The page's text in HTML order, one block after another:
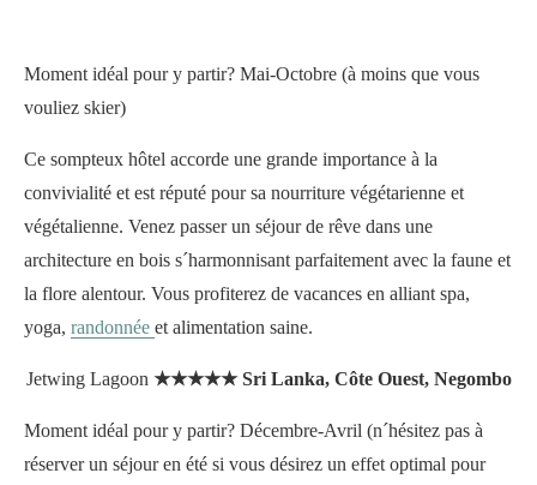
Moment idéal pour y partir? Mai-Octobre (à moins que vous
vouliez skier)
Ce sompteux hôtel accorde une grande importance à la
convivialité et est réputé pour sa nourriture végétarienne et
végétalienne. Venez passer un séjour de rêve dans une
architecture en bois s´harmonnisant parfaitement avec la faune et
la flore alentour. Vous profiterez de vacances en alliant spa,
yoga, randonnée et alimentation saine.
Jetwing Lagoon ★★★★★ Sri Lanka, Côte Ouest, Negombo
Moment idéal pour y partir? Décembre-Avril (n´hésitez pas à
réserver un séjour en été si vous désirez un effet optimal pour